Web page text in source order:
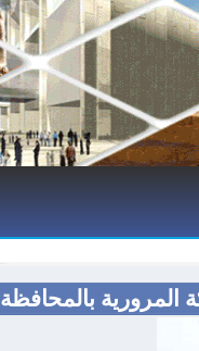
المرورية بالمحافظة